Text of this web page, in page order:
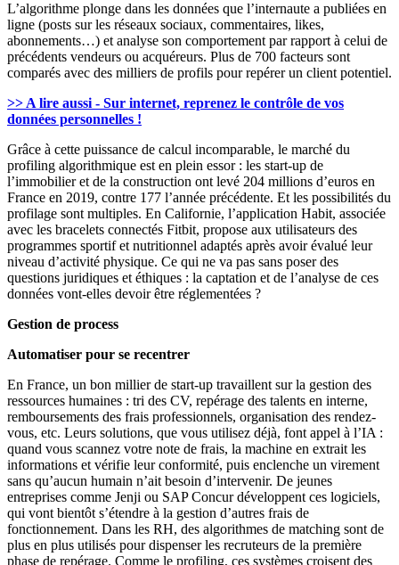
L’algorithme plonge dans les données que l’internaute a publiées en
ligne (posts sur les réseaux sociaux, commentaires, likes,
abonnements…) et analyse son comportement par rapport à celui de
précédents vendeurs ou acquéreurs. Plus de 700 facteurs sont
comparés avec des milliers de profils pour repérer un client potentiel.
>> A lire aussi - Sur internet, reprenez le contrôle de vos
données personnelles !
Grâce à cette puissance de calcul incomparable, le marché du
profiling algorithmique est en plein essor : les start-up de
l’immobilier et de la construction ont levé 204 millions d’euros en
France en 2019, contre 177 l’année précédente. Et les possibilités du
profilage sont multiples. En Californie, l’application Habit, associée
avec les bracelets connectés Fitbit, propose aux utilisateurs des
programmes sportif et nutritionnel adaptés après avoir évalué leur
niveau d’activité physique. Ce qui ne va pas sans poser des
questions juridiques et éthiques : la captation et de l’analyse de ces
données vont-elles devoir être réglementées ?
Gestion de process
Automatiser pour se recentrer
En France, un bon millier de start-up travaillent sur la gestion des
ressources humaines : tri des CV, repérage des talents en interne,
remboursements des frais professionnels, organisation des rendez-
vous, etc. Leurs solutions, que vous utilisez déjà, font appel à l’IA :
quand vous scannez votre note de frais, la machine en extrait les
informations et vérifie leur conformité, puis enclenche un virement
sans qu’aucun humain n’ait besoin d’intervenir. De jeunes
entreprises comme Jenji ou SAP Concur développent ces logiciels,
qui vont bientôt s’étendre à la gestion d’autres frais de
fonctionnement. Dans les RH, des algorithmes de matching sont de
plus en plus utilisés pour dispenser les recruteurs de la première
phase de repérage. Comme le profiling, ces systèmes croisent des